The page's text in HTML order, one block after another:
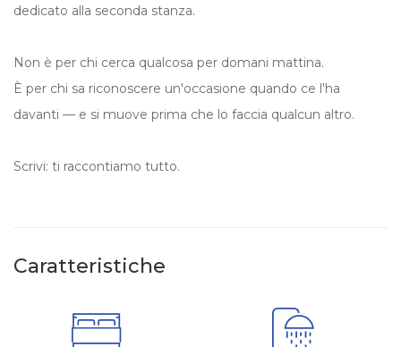
dedicato alla seconda stanza.
Non è per chi cerca qualcosa per domani mattina.
È per chi sa riconoscere un'occasione quando ce l'ha
davanti — e si muove prima che lo faccia qualcun altro.
Scrivi: ti raccontiamo tutto.
Caratteristiche